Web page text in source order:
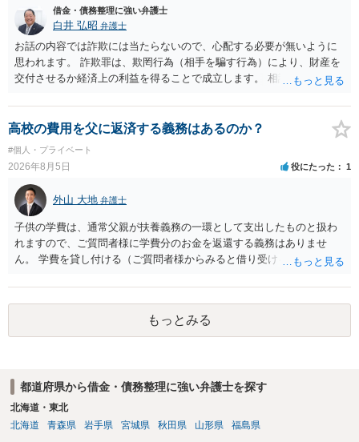
はありますか？ そこはあり得ます、ただ、弁護士費用かけるならその
分賠償に回すことも考えられるので、 兼ね合いは考えてみましょう。
借金・債務整理に強い弁護士
白井 弘昭 弁護士
お話の内容では詐欺には当たらないので、心配する必要が無いように
思われます。 詐欺罪は、欺罔行為（相手を騙す行為）により、財産を
交付させるか経済上の利益を得ることで成立します。 相談者さんは、
ので、詐欺罪の実行行為性が無く罪に問うことはできません。 おそら
く、相手が真実を話せば警察も取り合わないと思いますが、虚偽の内
容を述べた場合は、捜査はあるかもしれません。 ただし、捜査におい
て、真実を説明すれば、「ちゃんと返しなさいよ」程度の注意で済む
ことだと思われます。 また、返せるお金が無いのであれば、返せない
のは致し方ありません。真摯に分割して支払うことを相手に告げてい
くのみでしょう。 以上、ご参考まで。
高校の費用を父に返済する義務はあるのか？
#個人・プライベート
2026年8月5日 役にたった 1
外山 大地 弁護士
子供の学費は、通常父親が扶養義務の一環として支出したものと扱わ
れますので、ご質問者様に学費分のお金を返還する義務はありませ
ん。 学費を貸し付ける（ご質問者様からみると借り受ける）といった
ょう。
もっとみる
都道府県から借金・債務整理に強い弁護士を探す
北海道・東北
北海道
青森県 岩手県 宮城県 秋田県 山形県 福島県